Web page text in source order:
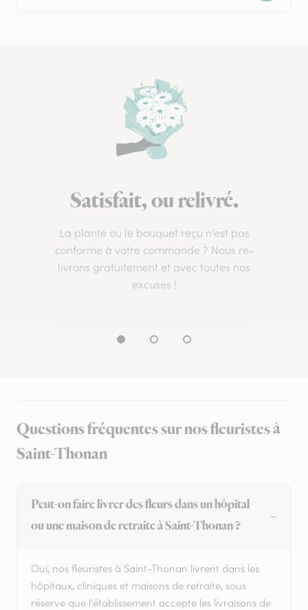
Satisfait, ou relivré.
La plante ou le bouquet reçu n’est pas
conforme à votre commande ? Nous re-
livrons gratuitement et avec toutes nos
excuses !
Questions fréquentes sur nos fleuristes à
Saint-Thonan
Peut-on faire livrer des fleurs dans un hôpital
ou une maison de retraite à Saint-Thonan ?
Oui, nos fleuristes à Saint-Thonan livrent dans les
hôpitaux, cliniques et maisons de retraite, sous
réserve que l'établissement accepte les livraisons de